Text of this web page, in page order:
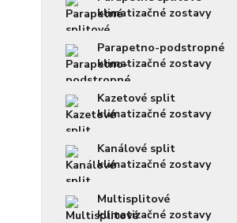
klimatizačné zostavy
Parapetno-podstropné
klimatizačné zostavy
Kazetové split
klimatizačné zostavy
Kanálové split
klimatizačné zostavy
Multisplitové
klimatizačné zostavy